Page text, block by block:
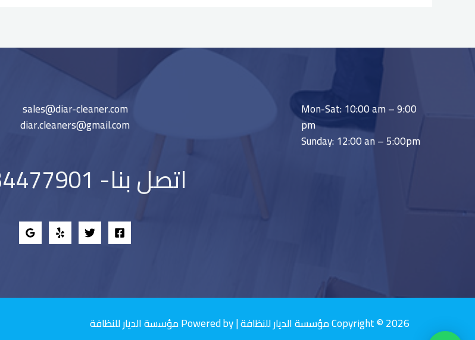
Mon-Sat: 10:00 am – 9:00
pm
Sunday: 12:00 an – 5:00pm
sales@diar-cleaner.com
diar.cleaners@gmail.com
اتصل بنا- 0534477901
Copyright © 2026 مؤسسة الديار للنظافة | Powered by مؤسسة الديار للنظافة